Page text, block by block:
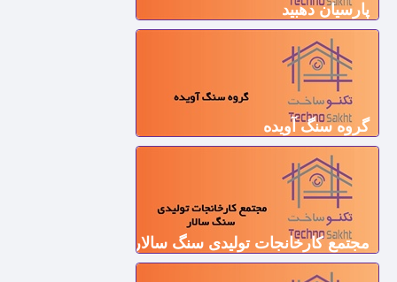
پارسیان دهبید
گروه سنگ آویده
مجتمع کارخانجات تولیدی سنگ سالار